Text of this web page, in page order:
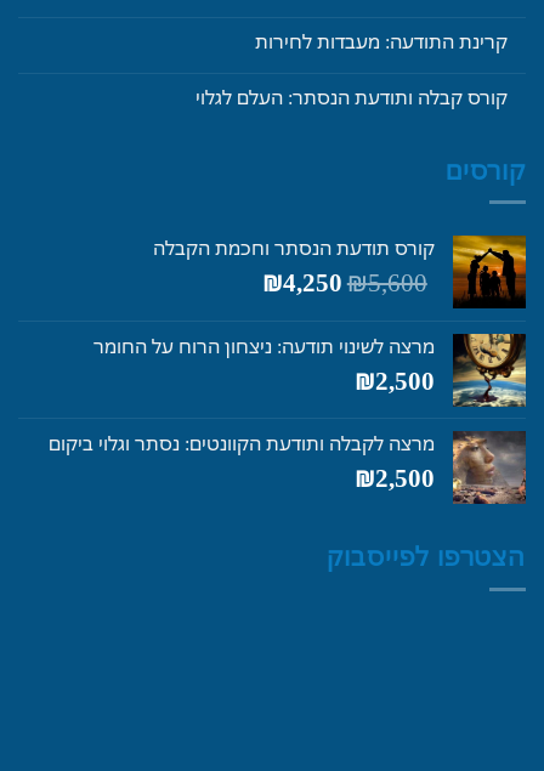
קרינת התודעה: מעבדות לחירות
קורס קבלה ותודעת הנסתר: העלם לגלוי
קורסים
קורס תודעת הנסתר וחכמת הקבלה
₪5,600
המחיר
המקורי
₪5,600.
₪4,250
₪4,250.
מרצה לשינוי תודעה: ניצחון הרוח על החומר
₪2,500
מרצה לקבלה ותודעת הקוונטים: נסתר וגלוי ביקום
₪2,500
הצטרפו לפייסבוק